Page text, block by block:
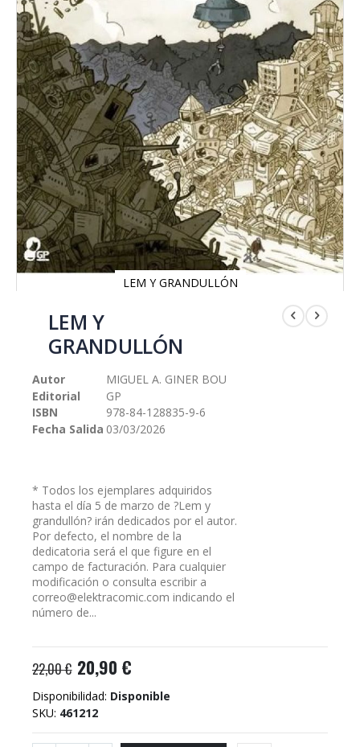
LEM Y GRANDULLÓN
comienzo
galería
imágenes
LEM Y
GRANDULLÓN
Autor
MIGUEL A. GINER BOU
Editorial
GP
ISBN
978-84-128835-9-6
Fecha Salida 03/03/2026
* Todos los ejemplares adquiridos
hasta el día 5 de marzo de ?Lem y
grandullón? irán dedicados por el autor.
Por defecto, el nombre de la
dedicatoria será el que figure en el
campo de facturación. Para cualquier
modificación o consulta escribir a
correo@elektracomic.com indicando el
número de...
22,00 € 20,90 €
Disponibilidad: Disponible
SKU 461212